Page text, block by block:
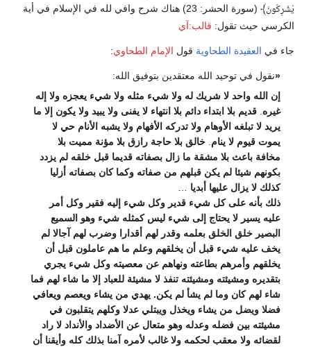
يُشْرِكُونَ﴾
(سورة الحشر: 23) هناك شرح وافي لله في الإسلام في أية
الكرسي حيث تقول: قالب:آي
جاء في العقيدة الطحاوية قول الإمام الطحاوي:
«نقول في توحيد الله معتقدين بتوفيق الله:
إن الله واحد لا شريك له ولا شيء مثله ولا شيء يعجزه ولا إله
غيره. قديم بلا ابتداء دائم بلا انتهاء لا يفنى ولا يبيد ولا يكون إلا ما
يريد لا تبلغه الأوهام ولا تدركه الأفهام ولا يشبه الأنام حي لا
يموت قيوم لا ينام. خالق بلا حاجة رازق بلا مؤنة مميت بلا
مخافة باعث بلا مشقة ما زال بصفاته قديما قبل خلقه لم يزدد
بكونهم شيئا لم يكن قبلهم من صفاته وكما كان بصفاته أزليا
كذلك لا يزال عليها أبديا …
ذلك بأنه على كل شيء قدير وكل شيء إليه فقير وكل أمر
عليه يسير لا يحتاج إلى شيء ليس كمثله شيء وهو السميع
البصير خلق الخلق بعلمه وقدر لهم أقدارا وضرب لهم آجالا لم
يخف عليه شيء قبل أن يخلقهم وعلم ما هم عاملون قبل أن
يخلقهم وأمرهم بطاعته ونهاهم عن معصيته وكل شيء يجري
بتقديره ومشيئته ومشيئته تنفذ لا مشيئة للعباد إلا ما شاء لهم فما
شاء لهم كان وما لم يشأ لم يكن. يهدي من يشاء ويعصم ويعافي
فضلا ويضل من يشاء ويخذل ويبتلي عدلا وكلهم يتقلبون في
مشيئته بين فضله وعدله وهو متعال عن الأضداد والأنداد لا راد
لقضائه ولا معقب لحكمه ولا غالب لأمره
آمنا بذلك كله وأيقنا أن